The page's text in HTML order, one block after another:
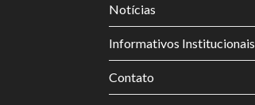
Notícias
Informativos Institucionais
Contato